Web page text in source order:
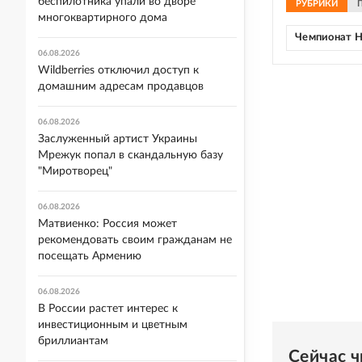
РУБРИКИ
Чемпионат
Сейчас
многоквартирного дома
06.08.2026
Wildberries отключил доступ к
домашним адресам продавцов
06.08.2026
Заслуженный артист Украины
Мрежук попал в скандальную базу
"Миротворец"
06.08.2026
Матвиенко: Россия может
рекомендовать своим гражданам не
посещать Армению
06.08.2026
В России растет интерес к
инвестиционным и цветным
бриллиантам